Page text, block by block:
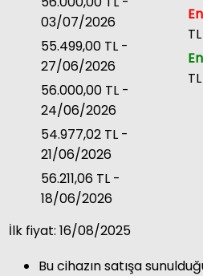
03/07/2026
55.499,00 TL -
27/06/2026
56.000,00 TL -
24/06/2026
54.977,02 TL -
21/06/2026
56.211,06 TL -
18/06/2026
İlk fiyat: 16/08/2025
Bu cihazın satışa